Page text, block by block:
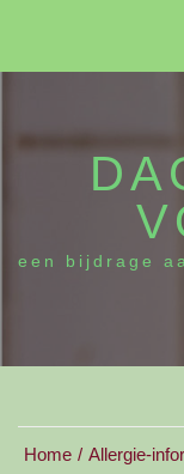
een bijdrage
Home Allergie-